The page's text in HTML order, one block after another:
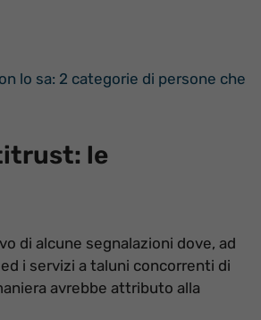
lo sa: 2 categorie di persone che
le
di alcune segnalazioni dove, ad
i servizi a taluni concorrenti di
avrebbe attributo alla